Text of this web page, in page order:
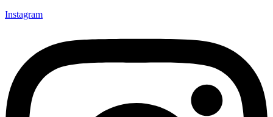
Zum
Instagram